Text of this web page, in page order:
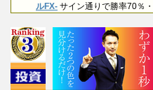
ルFX- サイン通りで勝率70％